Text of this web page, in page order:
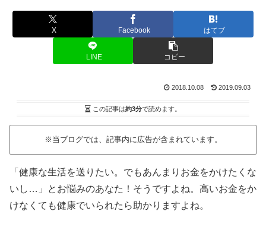
X Facebook はてブ
LINE コピー
2018.10.08 2019.09.03
この記事は約3分で読めます。
※当ブログでは、記事内に広告が含まれています。
「健康な生活を送りたい。でもあんまりお金をかけたくな
いし…」とお悩みのあなた！そうですよね。高いお金をか
けなくても健康でいられたら助かりますよね。